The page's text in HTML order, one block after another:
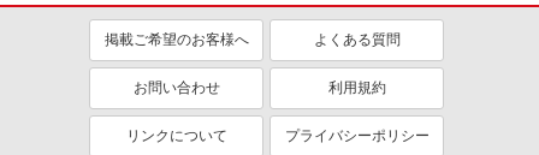
医療・介護・福祉
ミドル（40代～）活躍中
ボーナス・賞与あり
車通勤OK
掲載ご希望のお客様へ よくある質問
お問い合わせ 利用規約
リンクについて プライバシーポリシー